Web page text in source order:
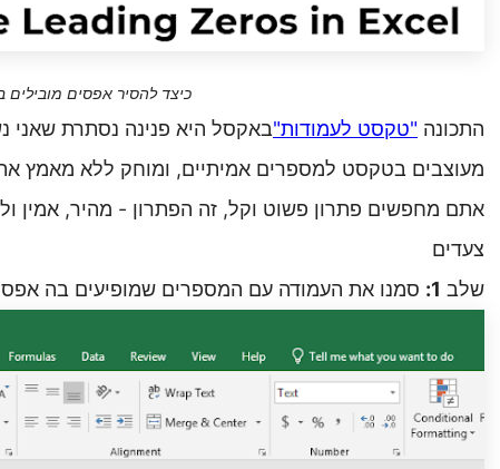
כיצד להסיר אפסים מובילים
התכונה "טקסט לעמודות"באקסל היא פנינה נסתרת שאני
מעוצבים בטקסט למספרים אמיתיים, ומוחק ללא מאמץ
אתם מחפשים פתרון פשוט וקל, זה הפתרון - מהיר, אמין
צעדים
שלב 1: סמנו את העמודה עם המספרים שמופיעים בה